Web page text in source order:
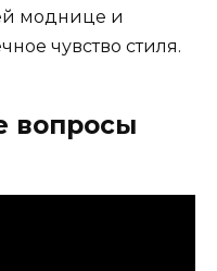
моднице и
чувство стиля.
вопросы